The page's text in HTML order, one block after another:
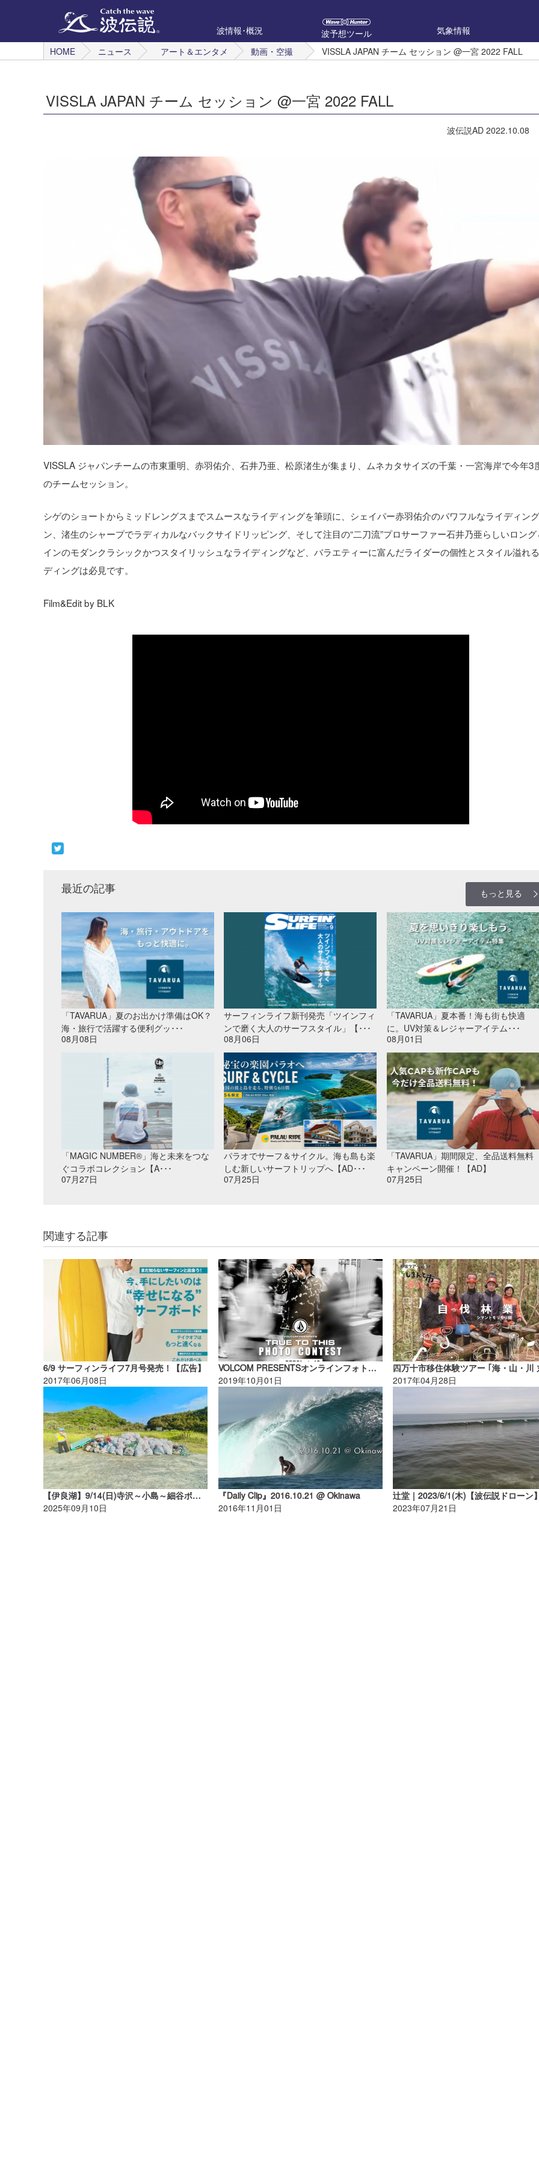
波情報･概況 波予想ツール
気象情報
HOME
ニュース アート＆エンタメ 動画・空撮 VISSLA JAPAN チーム セッション @一宮 2022 FALL
VISSLA JAPAN チーム セッション @一宮 2022 FALL
波伝説AD 2022.10.08
VISSLA ジャパンチームの市東重明、赤羽佑介、石井乃亜、松原渚生が集まり、ムネカタサイズの千葉・一宮海岸で今年3
のチームセッション。
シゲのショートからミッドレングスまでスムースなライディングを筆頭に、シェイパー赤羽佑介のパワフルなライディン
ン、渚生のシャープでラディカルなバックサイドリッピング、そして注目の“二刀流”プロサーファー石井乃亜らしいロン
インのモダンクラシックかつスタイリッシュなライディングなど、バラエティーに富んだライダーの個性とスタイル溢れ
ディングは必見です。
Film&Edit by BLK
最近の記事 もっと見る
「TAVARUA」夏のお出かけ準備はOK？
海・旅行で活躍する便利グッ･･･
08月08日
サーフィンライフ新刊発売「ツインフィ
ンで磨く大人のサーフスタイル」【･･･
08月06日
「TAVARUA」夏本番！海も街も快適
に。UV対策＆レジャーアイテム･･･
08月01日
「MAGIC NUMBER®」海と未来をつな
ぐコラボコレクション【A･･･
07月27日
パラオでサーフ＆サイクル。海も島も楽
しむ新しいサーフトリップへ【AD･･･
07月25日
「TAVARUA」期間限定、全品送料無料
キャンペーン開催！【AD】
07月25日
関連する記事
6/9 サーフィンライフ7月号発売！【広告】
2017年06月08日
VOLCOM PRESENTSオンラインフォトコンテスト ”#TTTPhoto19”が開催！【AD】
2019年10月01日
2017年04月28日
【伊良湖】9/14(日)寺沢～小島～細谷ポイントにてビーチクリーン開催！
2025年09月10日
『Daily Clip』2016.10.21 @ Okinawa
2016年11月01日
2023年07月21日